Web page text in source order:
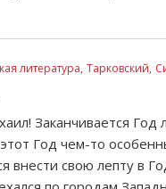
литература, Тарковский,
Заканчивается Год
Год чем-то
внести свою лепту в